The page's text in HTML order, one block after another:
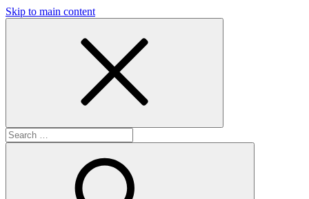
Skip to main content